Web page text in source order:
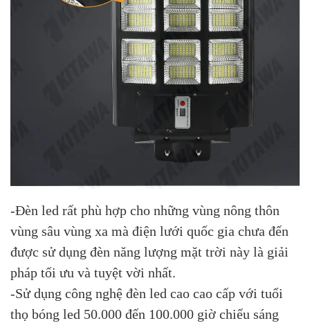
-Đèn led rất phù hợp cho những vùng nông thôn
vùng sâu vùng xa mà điện lưới quốc gia chưa đến
được sử dụng đèn năng lượng mặt trời này là giải
pháp tối ưu và tuyệt vời nhất.
-Sử dụng công nghệ đèn led cao cao cấp với tuổi
thọ bóng led 50.000 đến 100.000 giờ chiếu sáng